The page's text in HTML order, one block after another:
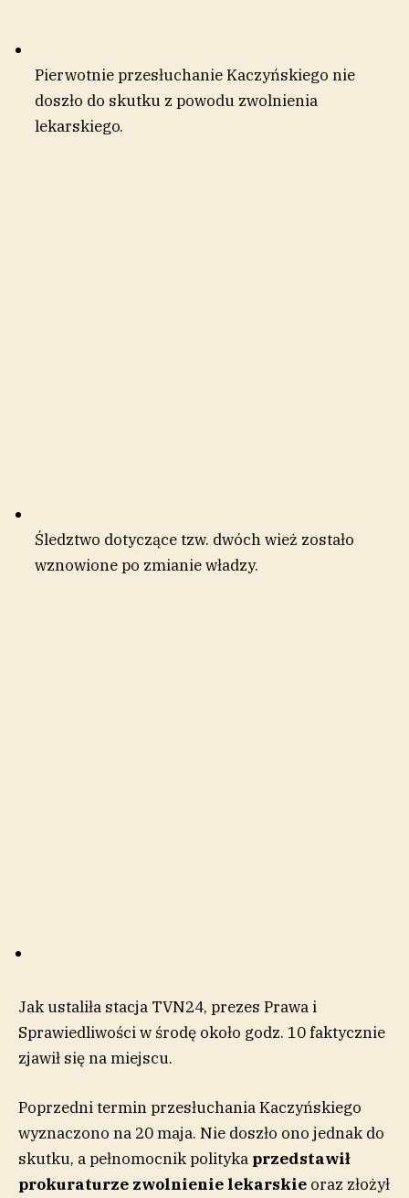
Pierwotnie przesłuchanie Kaczyńskiego nie
doszło do skutku z powodu zwolnienia
lekarskiego.
Śledztwo dotyczące tzw. dwóch wież zostało
wznowione po zmianie władzy.
Jak ustaliła stacja TVN24, prezes Prawa i
Sprawiedliwości w środę około godz. 10 faktycznie
zjawił się na miejscu.
Poprzedni termin przesłuchania Kaczyńskiego
wyznaczono na 20 maja. Nie doszło ono jednak do
skutku, a pełnomocnik polityka przedstawił
prokuraturze zwolnienie lekarskie oraz złożył